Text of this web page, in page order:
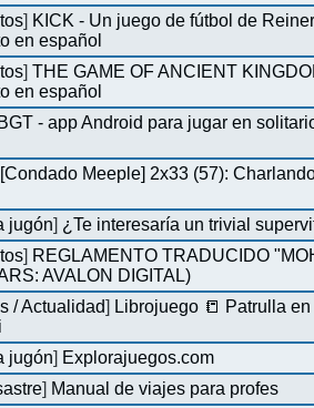
] KICK - Un juego de fútbol de
en español
]THE GAME OF ANCIENT
en español
BGT - app Android para jugar en
[Condado Meeple] 2x33 (57):
jugón] ¿Te interesaría un trivial
] REGLAMENTO TRADUCIDO
AVALON DIGITAL)
/ Actualidad] Librojuego 📒 Patrulla
jugón] Explorajuegos.com
] Manual de viajes para profes